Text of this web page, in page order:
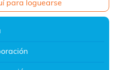
para loguearse